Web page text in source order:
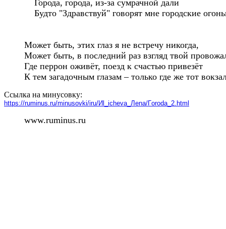
    Города, города, из-за сумрачной дали
Будто "Здравствуй" говорят мне городские
Может быть, этих глаз я не встречу никогда,
Может быть, в последний раз взгляд твой
Где перрон оживёт, поезд к счастью привезёт
Ссылка на минусовку:
https://ruminus.ru/minusovki/iru/Иl_icheva_Лena/Гoroda_2.html
www.ruminus.ru